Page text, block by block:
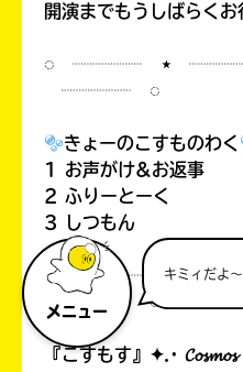
メニュー
キミィだよ
開演までもうしばらくお
◌ ┈┈┈┈ ⋆
┈┈┈┈ ◌
きょーのこすものわく
1 お声がけ&お返事
2 ふりーとーく
3 しつもん
◌ ┈┈┈┈ ⋆
┈┈┈┈ ◌
『こすもす』✦.·